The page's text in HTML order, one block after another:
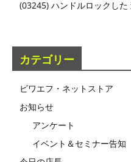
(03245) ハンドルロックし
カテゴリー
ビワエフ・ネットストア
お知らせ
アンケート
イベント＆セミナー告知